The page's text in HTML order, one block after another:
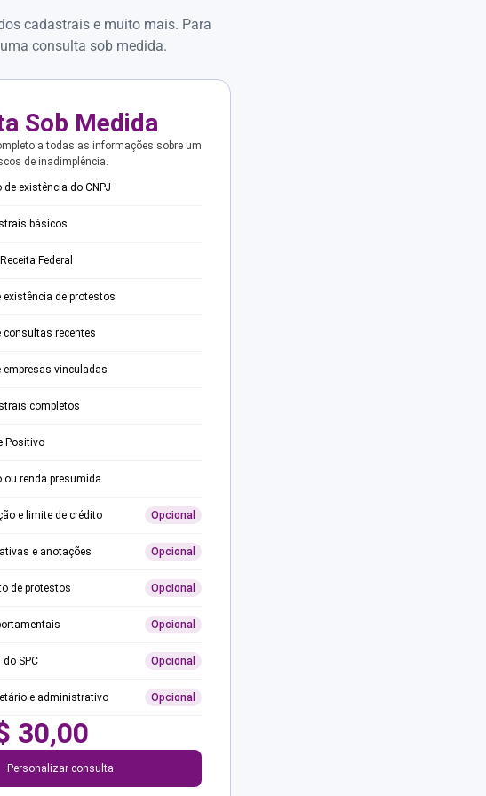
cadastrais e muito mais. Para
consulta sob medida.
Sob Medida
a todas as informações sobre um
de inadimplência.
existência do CNPJ
básicos
Federal
existência de protestos
consultas recentes
empresas vinculadas
completos
Positivo
ou renda presumida
e limite de crédito Opcional
e anotações Opcional
de protestos Opcional
Opcional
SPC Opcional
e administrativo Opcional
30,00
Personalizar consulta